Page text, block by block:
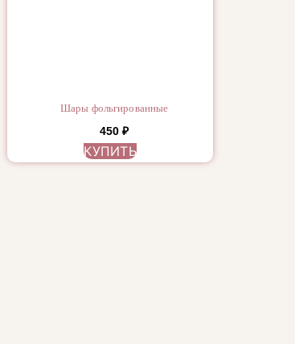
Шары фольгированные
450₽
КУПИТЬ